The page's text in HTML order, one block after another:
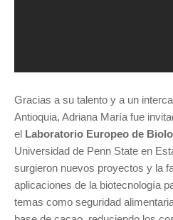
Gracias a su talento y a un
Antioquia, Adriana María fue
el Laboratorio Europeo de
Universidad de Penn State en
surgieron nuevos proyectos y la
aplicaciones de la biotecnología
temas como seguridad